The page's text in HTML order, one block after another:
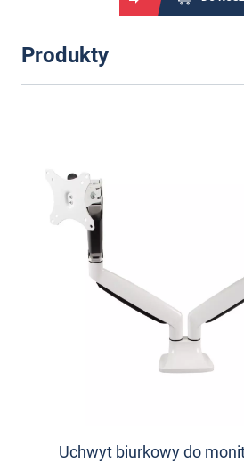
Produkty
Uchwyt biurkowy do